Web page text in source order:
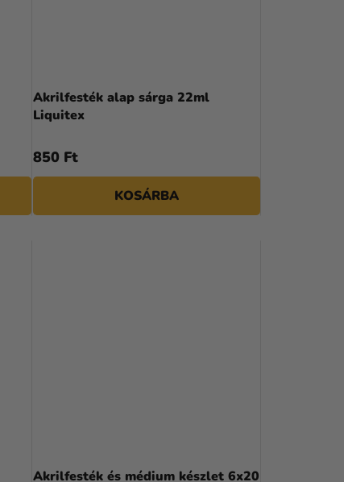
Akrilfesték alap sárga 22ml
Liquitex
850 Ft
KOSÁRBA
Akrilfesték és médium készlet 6x20